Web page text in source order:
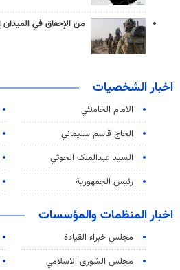
من الإخفاق في الميدان
اخبار الشخصيات
الامام الخامنئي
الحاج قاسم سليماني
السید عبدالملک الحوثي
رئيس الجمهورية
اخبار المنظمات والمؤسسات
مجلس خبراء القيادة
مجلس الشورى الاسلامي